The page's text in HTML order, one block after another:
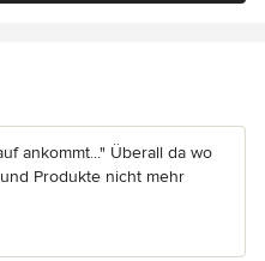
ankommt..." Überall da wo
Produkte nicht mehr